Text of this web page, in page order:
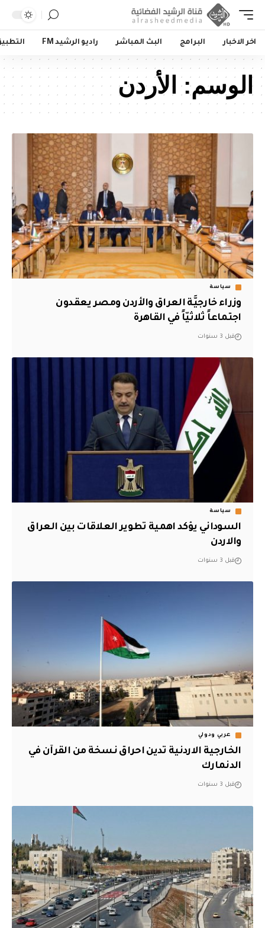
الاخبار البرامج البث المباشر راديو الرشيد FM التطبيق
الأردن
سياسة
وزراء خارجيَّة العراق والأردن ومصر يعقدون
اجتماعاً ثلاثيّاً في القاهرة
قبل 3 سنوات
سياسة
السوداني يؤكد اهمية تطوير العلاقات بين العراق
والاردن
قبل 3 سنوات
عربي ودولي
الخارجية الاردنية تدين احراق نسخة من القرآن في
الدنمارك
قبل 3 سنوات